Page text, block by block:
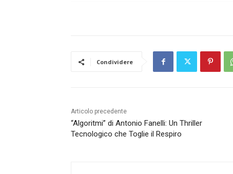
Condividere
Articolo precedente
“Algoritmi” di Antonio Fanelli: Un Thriller
Tecnologico che Toglie il Respiro